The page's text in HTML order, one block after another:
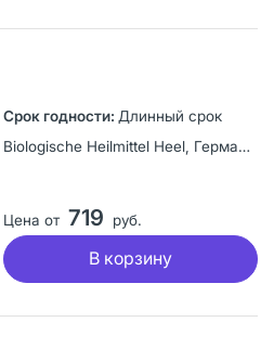
Длинный срок
Biologische Heilmittel Heel, Германия
Цена от 719 руб.
В корзину